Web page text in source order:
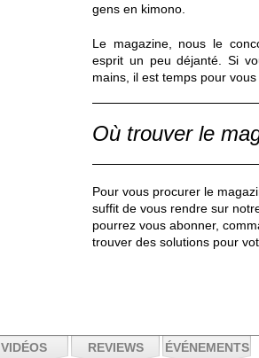
gens en kimono.
Le magazine, nous le
esprit un peu déjanté. Si
mains, il est temps pour
Où trouver le
Pour vous procurer le
suffit de vous rendre sur
pourrez vous abonner,
trouver des solutions pour
VIDÉOS REVIEWS ÉVÉNEMENTS